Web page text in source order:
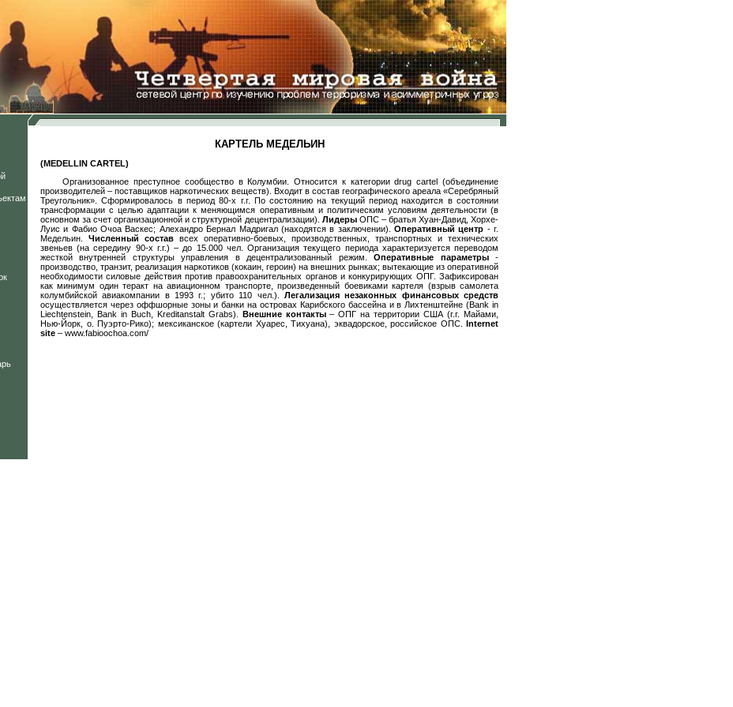
КАРТЕЛЬ МЕДЕЛЬИН
(MEDELLIN CARTEL)
Организованное преступное сообщество в Колумбии. Относится к категорииdrug cartel (объединение
производителей – поставщиков наркотических веществ). Входит в состав географического ареала «Серебряный
Треугольник». Сформировалось в период 80-х г.г. По состоянию на текущий период находится в состоянии
трансформации с целью адаптации к меняющимся оперативным и политическим условиям деятельности (в
основном за счет организационной и структурной децентрализации). ЛидерыОПС – братья Хуан-Давид, Хорхе-
Луис и Фабио Очоа Васкес; Алехандро Бернал Мадригал (находятся в заключении). Оперативный центр - г.
Медельин. Численный состав всех оперативно-боевых, производственных, транспортных и технических
звеньев (на середину 90-х г.г.) – до 15.000 чел. Организация текущего периода характеризуется переводом
жесткой внутренней структуры управления в децентрализованный режим.Оперативные параметры-
производство, транзит, реализация наркотиков (кокаин, героин) на внешних рынках; вытекающие из оперативной
необходимости силовые действия против правоохранительных органов и конкурирующих ОПГ. Зафиксирован
как минимум один теракт на авиационном транспорте, произведенный боевиками картеля (взрыв самолета
колумбийской авиакомпании в 1993 г.; убито 110 чел.). Легализация незаконных финансовых средств
осуществляется через оффшорные зоны и банки на островах Карибского бассейна и в Лихтенштейне (Bank in
Liechtenstein
Bank in Buch, Kreditanstalt Grabs). Внешние контакты– ОПГ на территории США (г.г. Майами,
Нью-Йорк, о. Пуэрто-Рико); мексиканское (картели Хуарес, Тихуана), эквадорское, российское ОПС. Internet
site – www.fabioochoa.com/